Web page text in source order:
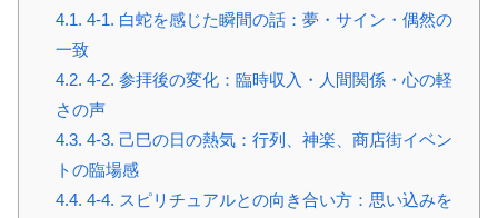
4.1. 4-1. 白蛇を感じた瞬間の話：夢・サイン・偶然の
一致
4.2. 4-2. 参拝後の変化：臨時収入・人間関係・心の軽
さの声
4.3. 4-3. 己巳の日の熱気：行列、神楽、商店街イベン
トの臨場感
4.4. 4-4. スピリチュアルとの向き合い方：思い込みを